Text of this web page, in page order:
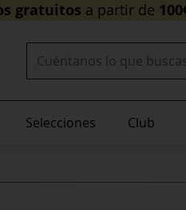
¡Envíos gratuitosa partir
Selecciones Club